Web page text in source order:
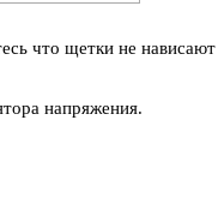
что щетки не
напряжения.